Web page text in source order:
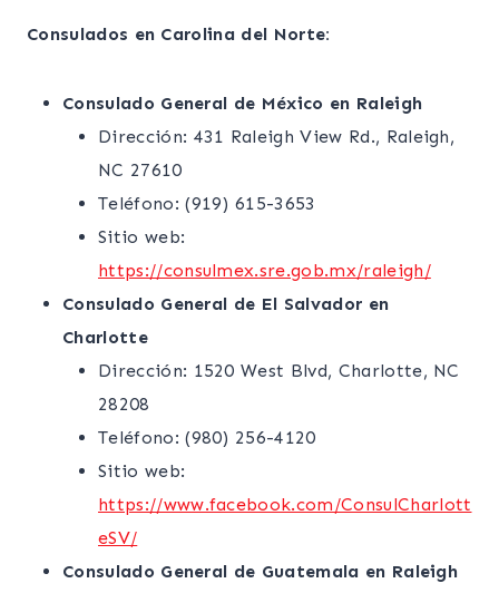
Consulados en Carolina del Norte:
Consulado General de México en Raleigh
Dirección: 431 Raleigh View Rd., Raleigh,
NC 27610
Teléfono: (919) 615-3653
Sitio web:
https://consulmex.sre.gob.mx/raleigh/
Consulado General de El Salvador en
Charlotte
Dirección: 1520 West Blvd, Charlotte, NC
28208
Teléfono: (980) 256-4120
Sitio web:
https://www.facebook.com/ConsulCharlott
eSV/
Consulado General de Guatemala en Raleigh